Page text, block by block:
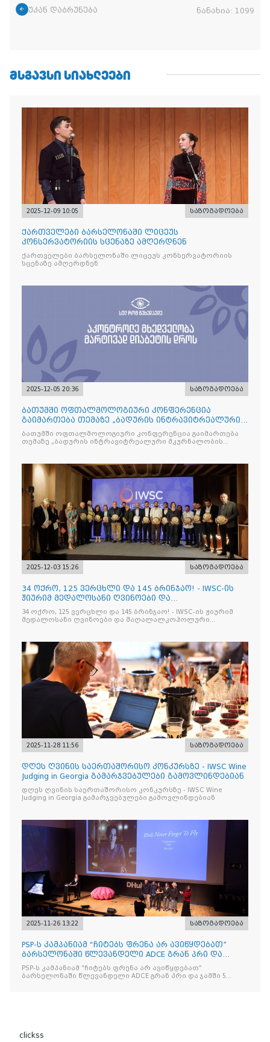
უკან დაბრუნება ნანახია: 1099
ᲛᲡᲒᲐᲕᲡᲘ ᲡᲘᲐᲮᲚᲔᲔᲑᲘ
2025-12-09 10:05 საზოგადოება
ქართველები ბარსელონაში ლიცეუს
კონსერვატორიის სცენაზე ამღერდნენ
ქართველები ბარსელონაში ლიცეუს კონსერვატორიის
სცენაზე ამღერდნენ
2025-12-05 20:36 საზოგადოება
ბათუმში ოფთალმოლოგიური კონფერენცია
გაიმართება თემაზე „ბადურის ინტრავიტრეალური
მკურნალობის ოპტიმიზაცი
ბათუმში ოფთალმოლოგიური კონფერენცია გაიმართება
თემაზე „ბადურის ინტრავიტრეალური მკურნალობის
2025-12-03 15:26 საზოგადოება
34 ოქრო, 125 ვერცხლი და 145 ბრინჯაო! - IWSC-ის
ჟიურიმ მედალოსანი ღვინოები და
მაღალალკოჰოლური სასმელე
34 ოქრო, 125 ვერცხლი და 145 ბრინჯაო! - IWSC-ის ჟიურიმ
მედალოსანი ღვინოები და მაღალალკოჰოლური
2025-11-28 11:56 საზოგადოება
დღეს ღვინის საერთაშორისო კონკურსზე - IWSC Wine
Judging in Georgia გამარჯვებულები გამოვლინდებიან
დღეს ღვინის საერთაშორისო კონკურსზე - IWSC Wine
Judging in Georgia გამარჯვებულები გამოვლინდებიან
2025-11-26 13:22 საზოგადოება
PSP-ს კამპანიამ “ჩიტებს ფრენა არ ავიწყდებათ”
ბარსელონაში წლევანდელი ADCE გრან პრი და
ჯამში 5 ჯილდო მ
PSP-ს კამპანიამ “ჩიტებს ფრენა არ ავიწყდებათ”
ბარსელონაში წლევანდელი ADCE გრან პრი და ჯამში 5
clickss